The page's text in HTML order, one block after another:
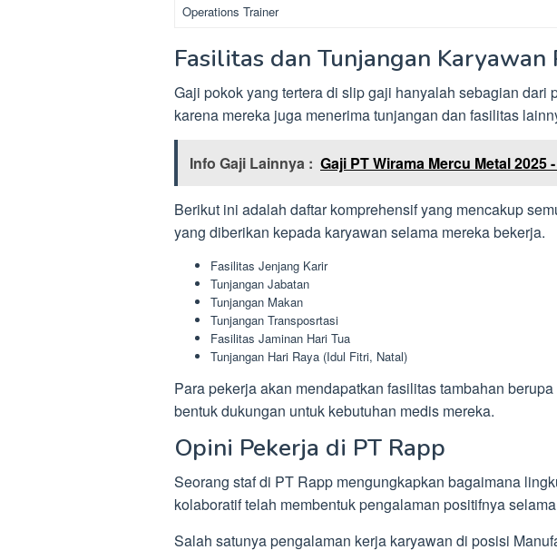
Operations Trainer
Fasilitas dan Tunjangan Karyawan
Gaji pokok yang tertera di slip gaji hanyalah sebagian dari
karena mereka juga menerima tunjangan dan fasilitas
Info Gaji Lainnya : Gaji PT Wirama Mercu Metal 2025
Berikut ini adalah daftar komprehensif yang mencakup
yang diberikan kepada karyawan selama mereka bekerja.
Fasilitas Jenjang Karir
Tunjangan Jabatan
Tunjangan Makan
Tunjangan Transposrtasi
Fasilitas Jaminan Hari Tua
Tunjangan Hari Raya (Idul Fitri, Natal)
Para pekerja akan mendapatkan fasilitas tambahan
bentuk dukungan untuk kebutuhan medis mereka.
Opini Pekerja di PT Rapp
Seorang staf di PT Rapp mengungkapkan bagaimana
kolaboratif telah membentuk pengalaman positifnya
Salah satunya pengalaman kerja karyawan di posisi